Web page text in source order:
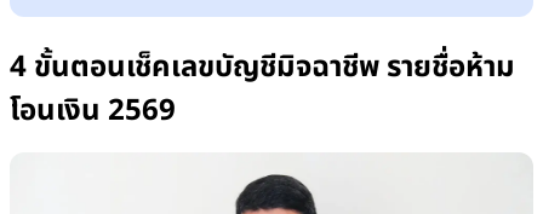
4 ขั้นตอนเช็คเลขบัญชีมิจฉาชีพ รายชื่อห้ามโอนเงิน 2569
2. กรอกข้อมูลที่ต้องการเช็ค
3. เลือกกรอกข้อมูลแค่ช่องเดียว
4. แสดงข้อมูลของมิจฉาชีพ
4 ขั้นตอนเช็คเลขบัญชีมิจฉาชีพ รายชื่อห้าม
โอนเงิน 2569